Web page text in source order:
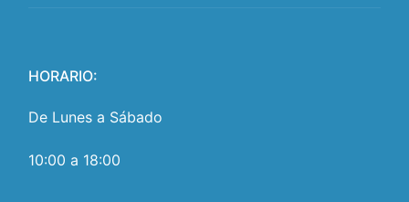
HORARIO:
De Lunes a Sábado
10:00 a 18:00